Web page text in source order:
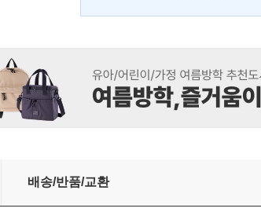
배송/반품/교환